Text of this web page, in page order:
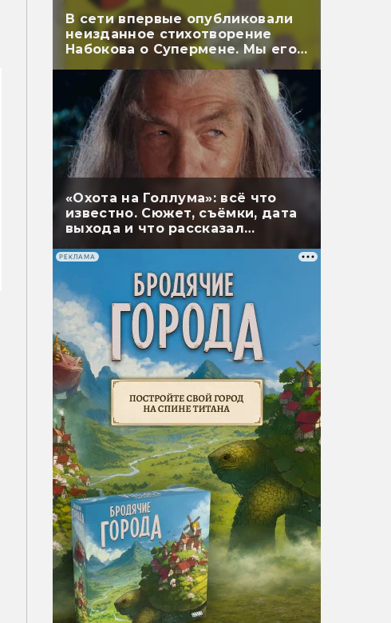
В сети впервые опубликовали
неизданное стихотворение
Набокова о Супермене. Мы его
перевели
«Охота на Голлума»: всё что
известно. Сюжет, съёмки, дата
выхода и что рассказал
РЕКЛАМА